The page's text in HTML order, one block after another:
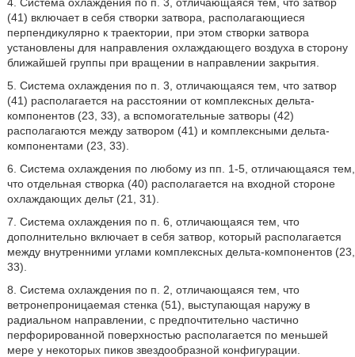
(41) включает в себя створки затвора, располагающиеся
перпендикулярно к траектории, при этом створки затвора
установлены для направления охлаждающего воздуха в сторону
ближайшей группы при вращении в направлении закрытия.
5. Система охлаждения по п. 3, отличающаяся тем, что затвор
(41) располагается на расстоянии от комплексных дельта-
компонентов (23, 33), а вспомогательные затворы (42)
располагаются между затвором (41) и комплексными дельта-
компонентами (23, 33).
6. Система охлаждения по любому из пп. 1-5, отличающаяся тем,
что отдельная створка (40) располагается на входной стороне
охлаждающих дельт (21, 31).
7. Система охлаждения по п. 6, отличающаяся тем, что
дополнительно включает в себя затвор, который располагается
между внутренними углами комплексных дельта-компонентов (23,
33).
8. Система охлаждения по п. 2, отличающаяся тем, что
ветронепроницаемая стенка (51), выступающая наружу в
радиальном направлении, с предпочтительно частично
перфорированной поверхностью располагается по меньшей
мере у некоторых пиков звездообразной конфигурации.